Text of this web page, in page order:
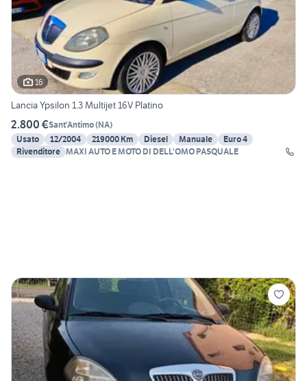
16
Lancia Ypsilon 1.3 Multijet 16V Platino
2.800 €Sant'Antimo(NA)
Usato
12/2004 219000 Km Diesel Manuale
Euro 4
Rivenditore MAXI AUTO E MOTO DI DELL'OMO PASQUALE